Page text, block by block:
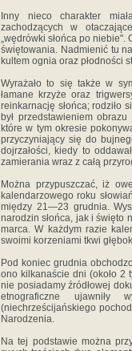
Inny nieco charakter
zachodzących w
„wędrówki słońca po niebie".
świętowania. Nadmienić tu
kultem ognia oraz płodności
Wyrażało to się także w
łamane krzyże oraz
reinkarnację słońca; rodziło
był przed­stawieniem
które w tym okresie
przyczyniający się do
dojrzałości, kiedy to
zamie­rania wraz z całą
Można przypuszczać, iż
kalendarzowego roku
mię­dzy 21—23 grudnia.
narodzin słońca, jak i święto
marca. W każdym ra­zie
swoimi korzeniami tkwi
Pod koniec grudnia
ono kilkana­ście dni (około 2
nie posiadamy źró­dłowej
etnograficzne ujawniły
(niechrześcijańskiego
Narodzenia.
Na tej podstawie można